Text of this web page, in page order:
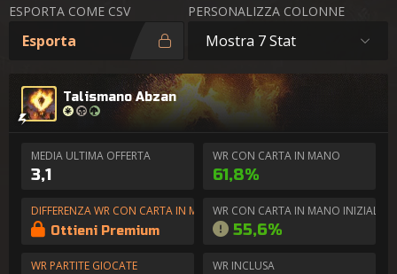
ESPORTA COME CSV
Esporta
PERSONALIZZA COLONNE
Mostra 7 Stat
Talismano Abzan
MEDIA ULTIMA OFFERTA
3,1
WR CON CARTA IN MANO
61,8%
DIFFERENZA WR CON CARTA IN MANO
Ottieni Premium
WR CON CARTA IN MANO INIZIALE
55,6%
WR PARTITE GIOCATE
WR INCLUSA